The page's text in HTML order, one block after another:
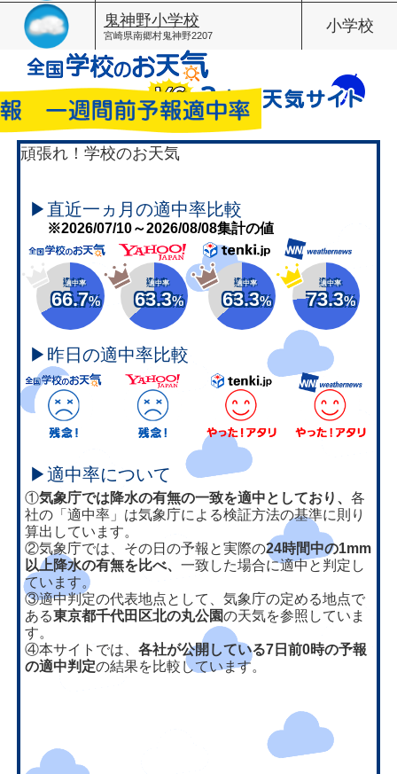
鬼神野小学校
宮崎県南郷村鬼神野2207
小学校
頑張れ！学校のお天気
▶直近一ヵ月の適中率比較
※2026/07/10～2026/08/08集計の値
適中率
66.7%
適中率
63.3%
適中率
63.3%
適中率
73.3%
▶昨日の適中率比較
▶適中率について
①気象庁では降水の有無の一致を適中としており、各
社の「適中率」は気象庁による検証方法の基準に則り
算出しています。
②気象庁では、その日の予報と実際の24時間中の1mm
以上降水の有無を比べ、一致した場合に適中と判定し
ています。
③適中判定の代表地点として、気象庁の定める地点で
ある東京都千代田区北の丸公園の天気を参照していま
す。
④本サイトでは、各社が公開している7日前0時の予報
の適中判定の結果を比較しています。